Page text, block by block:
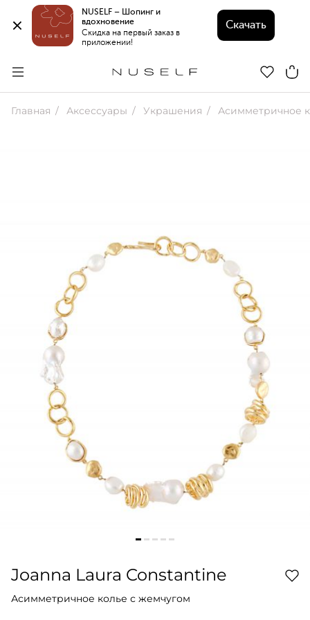
NUSELF – Шопинг и
вдохновение
Скидка на первый заказ в
приложении!
Скачать
Главная Аксессуары Украшения Асимметричное
Joanna Laura Constantine
Асимметричное колье с жемчугом